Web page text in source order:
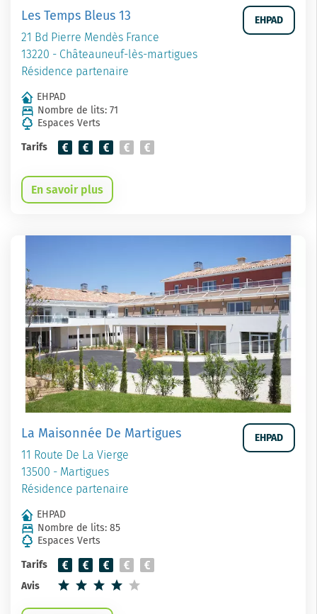
Les Temps Bleus 13
21 Bd Pierre Mendès France
13220 - Châteauneuf-lès-martigues
Résidence partenaire
EHPAD
EHPAD
Nombre de lits: 71
Espaces Verts
Tarifs
En savoir plus
La Maisonnée De Martigues
11 Route De La Vierge
13500 - Martigues
Résidence partenaire
EHPAD
EHPAD
Nombre de lits: 85
Espaces Verts
Tarifs
Avis